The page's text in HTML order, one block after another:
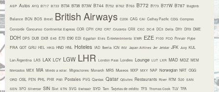
ASP Autos AYQ B717 B733 B734 B738 B73W B744 B752 B762 B763 B772 B773 B77W B787 Bagbnb
Balance BCN BOS Brexit British Airways C206 CAG CAI Cathay Pacific CDG Compras
Concorde Concurso Continental Express COR CPH CR2 CR7 Cruceros CRX CXC DC-8 DC3 Delta DH1 DH3 DME
DOH DPS DUB DXB E45 E70 E90 EDI Egyptair Elvis Entretenimiento EWR EZE F100 FCO Finnair Flybe
FRA GOT GRU HEL HKG HND HNL Hoteles IAD Iberia ICN INV Japan Airlines Jer Jetstar JFK Jucy KUL
Lan Argentina LAS LAX LCY LGW LHR London Pass Londres Lounge LUT LXR MAD MDZ MEM
Mercados MEX MIA Miedo a volar. Migraciones Monarch MRS Museos MXP MXY NAP Norwegian NRT OGG
ORD OSL PEN PHL PHX PMI Postales PVG Qantas Qatar QSuites Restaurants River RTM S20 SAN
SEN SFO Silvercar SIN Sixt STN SVG Swissair SYD Tam Tarjetas de crédito TFS Thomas Cook TLV TPA